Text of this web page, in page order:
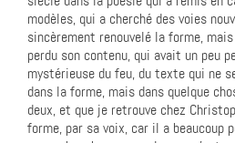
modèles, qui a cherché des voies
sincèrement renouvelé la forme,
perdu son contenu, qui avait un peu
mystérieuse du feu, du texte qui ne
dans la forme, mais dans quelque
deux, et que je retrouve chez
forme, par sa voix, car il a beaucoup